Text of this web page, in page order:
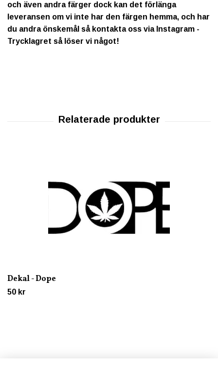
och även andra färger dock kan det förlänga
leveransen om vi inte har den färgen hemma, och har
du andra önskemål så kontakta oss via Instagram -
Trycklagret så löser vi något!
Dekal - Dope
50 kr